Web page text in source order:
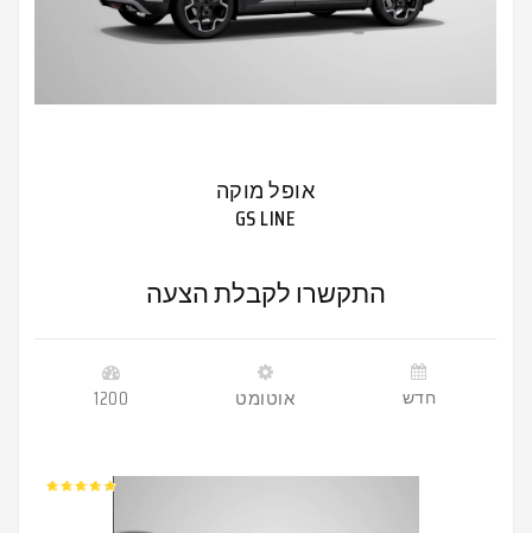
אופל מוקה
GS LINE
התקשרו לקבלת הצעה
1200 אוטומט חדש